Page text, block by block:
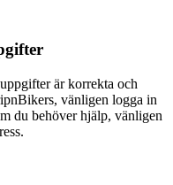
är korrekta och
vänligen logga in
du behöver hjälp, vänligen